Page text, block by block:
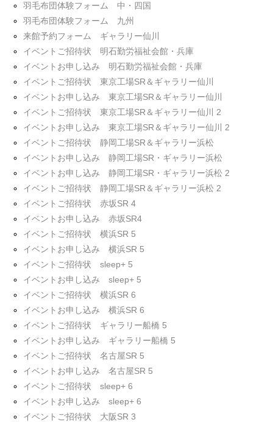
羽毛布団体験フォーム 中・四国
羽毛布団体験フォーム 九州
来館予約フォーム ギャラリー仙川
イベントご招待状 明石勤労福祉会館・兵庫
イベントお申し込み 明石勤労福祉会館・兵庫
イベントご招待状 東京工場SR＆ギャラリー仙川
イベントお申し込み 東京工場SR＆ギャラリー仙川
イベントご招待状 東京工場SR＆ギャラリー仙川 2
イベントお申し込み 東京工場SR＆ギャラリー仙川 2
イベントご招待状 静岡工場SR＆ギャラリー浜松
イベントお申し込み 静岡工場SR・ギャラリー浜松
イベントお申し込み 静岡工場SR・ギャラリー浜松 2
イベントご招待状 静岡工場SR＆ギャラリー浜松 2
イベントご招待状 赤坂SR 4
イベントお申し込み 赤坂SR4
イベントご招待状 横浜SR 5
イベントお申し込み 横浜SR 5
イベントご招待状 sleep+ 5
イベントお申し込み sleep+ 5
イベントご招待状 横浜SR 6
イベントお申し込み 横浜SR 6
イベントご招待状 ギャラリー船橋 5
イベントお申し込み ギャラリー船橋 5
イベントご招待状 名古屋SR 5
イベントお申し込み 名古屋SR 5
イベントご招待状 sleep+ 6
イベントお申し込み sleep+ 6
イベントご招待状 大阪SR 3